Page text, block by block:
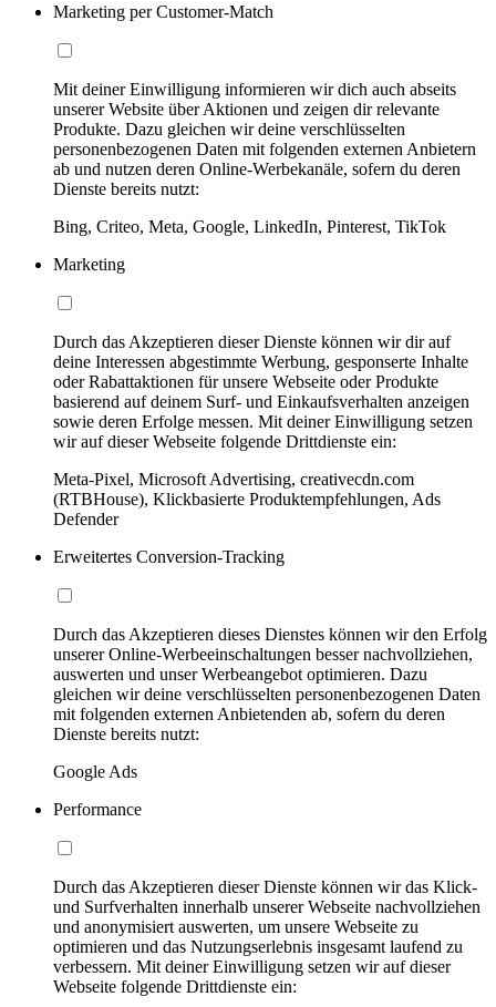
Marketing per Customer-Match
Mit deiner Einwilligung informieren wir dich auch abseits
unserer Website über Aktionen und zeigen dir relevante
Produkte. Dazu gleichen wir deine verschlüsselten
personenbezogenen Daten mit folgenden externen Anbietern
ab und nutzen deren Online-Werbekanäle, sofern du deren
Dienste bereits nutzt:
Bing, Criteo, Meta, Google, LinkedIn, Pinterest, TikTok
Marketing
Durch das Akzeptieren dieser Dienste können wir dir auf
deine Interessen abgestimmte Werbung, gesponserte Inhalte
oder Rabattaktionen für unsere Webseite oder Produkte
basierend auf deinem Surf- und Einkaufsverhalten anzeigen
sowie deren Erfolge messen. Mit deiner Einwilligung setzen
wir auf dieser Webseite folgende Drittdienste ein:
Meta-Pixel, Microsoft Advertising, creativecdn.com
(RTBHouse), Klickbasierte Produktempfehlungen, Ads
Defender
Erweitertes Conversion-Tracking
Durch das Akzeptieren dieses Dienstes können wir den Erfolg
unserer Online-Werbeeinschaltungen besser nachvollziehen,
auswerten und unser Werbeangebot optimieren. Dazu
gleichen wir deine verschlüsselten personenbezogenen Daten
mit folgenden externen Anbietenden ab, sofern du deren
Dienste bereits nutzt:
Google Ads
Performance
Durch das Akzeptieren dieser Dienste können wir das Klick-
und Surfverhalten innerhalb unserer Webseite nachvollziehen
und anonymisiert auswerten, um unsere Webseite zu
optimieren und das Nutzungserlebnis insgesamt laufend zu
verbessern. Mit deiner Einwilligung setzen wir auf dieser
Webseite folgende Drittdienste ein: